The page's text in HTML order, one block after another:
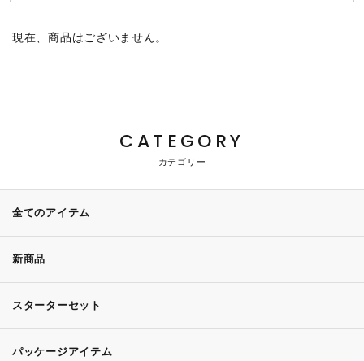
現在、商品はございません。
CATEGORY
カテゴリー
全てのアイテム
新商品
スターターセット
パッケージアイテム